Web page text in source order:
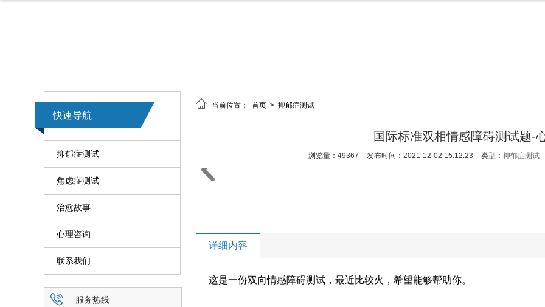
快速导航
抑郁症测试
焦虑症测试
治愈故事
心理咨询
联系我们
 服务热线
 当前位置： 首页 > 抑郁症测试
国际标准双相情感障碍测试题-
浏览量：49367 发布时间：2021-12-02 15:12:23 类型： 抑郁症测试

详细内容
这是一份双向情感障碍测试，最近比较火，希望能够帮助你。